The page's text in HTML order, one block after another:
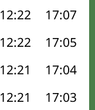
12:22 17:07
12:22 17:05
12:21 17:04
12:21 17:03